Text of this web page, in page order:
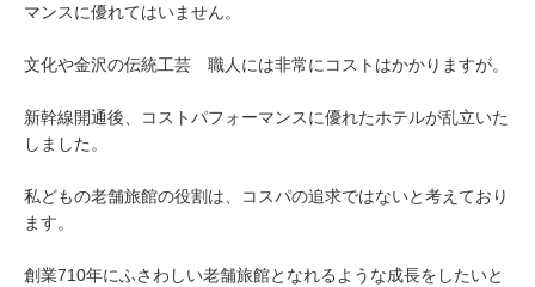
マンスに優れてはいません。
文化や金沢の伝統工芸 職人には非常にコストはかかりますが。
新幹線開通後、コストパフォーマンスに優れたホテルが乱立いた
しました。
私どもの老舗旅館の役割は、コスパの追求ではないと考えており
ます。
創業710年にふさわしい老舗旅館となれるような成長をしたいと